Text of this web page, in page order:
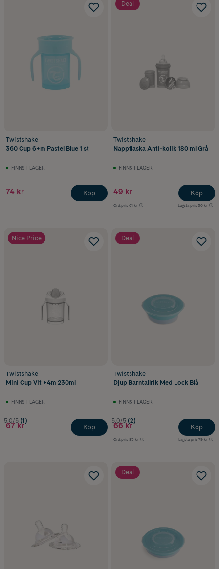
Twistshake
360 Cup 6+m Pastel Blue 1 st
FINNS I LAGER
74 kr Köp
Deal
Twistshake
Nappflaska Anti-kolik 180 ml Grå
FINNS I LAGER
49 kr
Ord.pris 61 kr Lägsta pris 56 kr
Köp
Nice Price
Twistshake
Mini Cup Vit +4m 230ml
FINNS I LAGER
5.0/5 (1)
67 kr Köp
Deal
Twistshake
Djup Barntallrik Med Lock Blå
FINNS I LAGER
5.0/5 (2)
66 kr
Ord.pris 83 kr Lägsta pris 79 kr
Köp
Deal